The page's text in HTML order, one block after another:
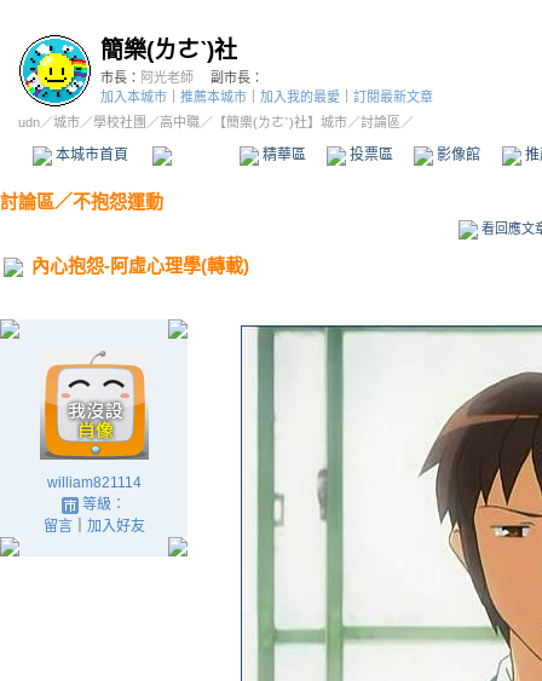
簡樂(ㄌㄜˋ)社
市長： 阿光老師
副市長：
加入本城市
推薦本城市 加入我的最愛
訂閱最新文章
udn／城市／學校社團 ／高中職／ 【簡樂(ㄌㄜˋ)社】城市／討論區／
本城市首頁 精華區 投票區 影像館
討論區／不抱怨運動
看回應文
內心抱怨-阿虛心理學(轉載)
william821114
等級：
留言｜ 加入好友